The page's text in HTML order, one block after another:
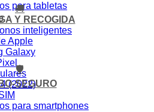
para tabletas
inteligentes
Apple
Galaxy
(2022)
para smartphones
🚚
Y RECOGIDA
🛡️
SEGURO